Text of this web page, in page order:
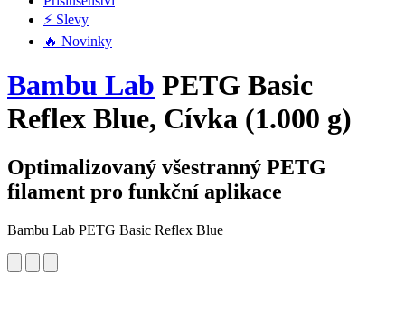
⚡ Slevy
🔥 Novinky
Bambu Lab PETG Basic
Reflex Blue, Cívka (1.000 g)
Optimalizovaný všestranný PETG
filament pro funkční aplikace
Bambu Lab PETG Basic Reflex Blue